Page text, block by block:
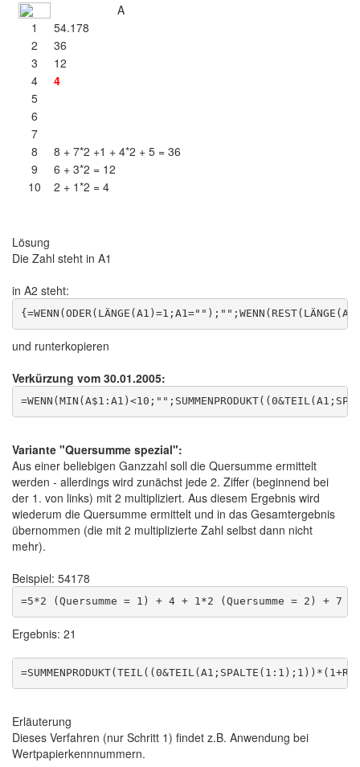
A
1
54.178
2
36
3
12
4
4
5
6
7
8
8 + 7*2 +1 + 4*2 + 5 = 36
9
6 + 3*2 = 12
10
2 + 1*2 = 4
Lösung
Die Zahl steht in A1
in A2 steht:
und runterkopieren
Verkürzung vom 30.01.2005:
Variante "Quersumme spezial":
Aus einer beliebigen Ganzzahl soll die Quersumme ermittelt
werden - allerdings wird zunächst jede 2. Ziffer (beginnend bei
der 1. von links) mit 2 multipliziert. Aus diesem Ergebnis wird
wiederum die Quersumme ermittelt und in das Gesamtergebnis
übernommen (die mit 2 multiplizierte Zahl selbst dann nicht
mehr).
Beispiel: 54178
Ergebnis: 21
Erläuterung
Dieses Verfahren (nur Schritt 1) findet z.B. Anwendung bei
Wertpapierkennnummern.